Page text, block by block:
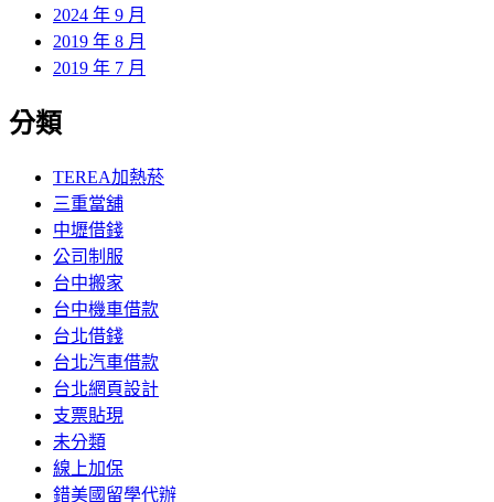
2024 年 9 月
2019 年 8 月
2019 年 7 月
分類
TEREA加熱菸
三重當舖
中壢借錢
公司制服
台中搬家
台中機車借款
台北借錢
台北汽車借款
台北網頁設計
支票貼現
未分類
線上加保
錯美國留學代辦